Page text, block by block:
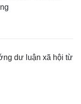
dư luận xã hội từ